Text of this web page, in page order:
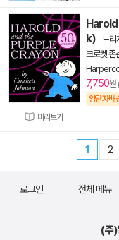
미리보기
k) -느리
크로켓 존
7,750원
양탄자배
1 2
로그인 전체 메뉴
(주)